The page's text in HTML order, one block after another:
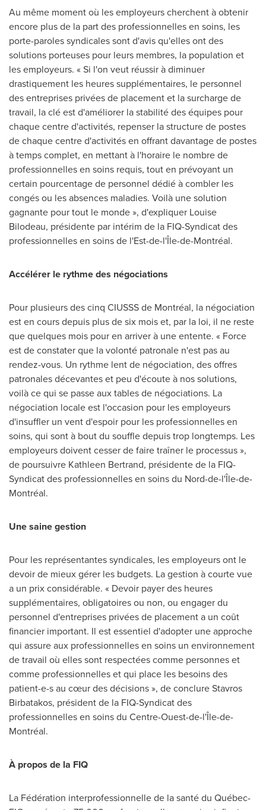
Au même moment où les employeurs cherchent à obtenir
encore plus de la part des professionnelles en soins, les
porte-paroles syndicales sont d'avis qu'elles ont des
solutions porteuses pour leurs membres, la population et
les employeurs. « Si l'on veut réussir à diminuer
drastiquement les heures supplémentaires, le personnel
des entreprises privées de placement et la surcharge de
travail, la clé est d'améliorer la stabilité des équipes pour
chaque centre d'activités, repenser la structure de postes
de chaque centre d'activités en offrant davantage de postes
à temps complet, en mettant à l'horaire le nombre de
professionnelles en soins requis, tout en prévoyant un
certain pourcentage de personnel dédié à combler les
congés ou les absences maladies. Voilà une solution
gagnante pour tout le monde », d'expliquer Louise
Bilodeau, présidente par intérim de la FIQ-Syndicat des
professionnelles en soins de l'Est-de-l'Île-de-Montréal.
Accélérer le rythme des négociations
Pour plusieurs des cinq CIUSSS de Montréal, la négociation
est en cours depuis plus de six mois et, par la loi, il ne reste
que quelques mois pour en arriver à une entente. « Force
est de constater que la volonté patronale n'est pas au
rendez-vous. Un rythme lent de négociation, des offres
patronales décevantes et peu d'écoute à nos solutions,
voilà ce qui se passe aux tables de négociations. La
négociation locale est l'occasion pour les employeurs
d'insuffler un vent d'espoir pour les professionnelles en
soins, qui sont à bout du souffle depuis trop longtemps. Les
employeurs doivent cesser de faire traîner le processus »,
de poursuivre Kathleen Bertrand, présidente de la FIQ-
Syndicat des professionnelles en soins du Nord-de-l'Île-de-
Montréal.
Une saine gestion
Pour les représentantes syndicales, les employeurs ont le
devoir de mieux gérer les budgets. La gestion à courte vue
a un prix considérable. « Devoir payer des heures
supplémentaires, obligatoires ou non, ou engager du
personnel d'entreprises privées de placement a un coût
financier important. Il est essentiel d'adopter une approche
qui assure aux professionnelles en soins un environnement
de travail où elles sont respectées comme personnes et
comme professionnelles et qui place les besoins des
patient-e-s au cœur des décisions », de conclure Stavros
Birbatakos, président de la FIQ-Syndicat des
professionnelles en soins du Centre-Ouest-de-l'Île-de-
Montréal.
À propos de la FIQ
La Fédération interprofessionnelle de la santé du Québec-